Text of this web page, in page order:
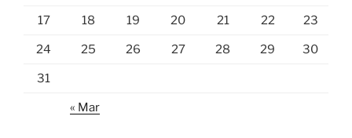
17 18 19 20 21 22 23
24 25 26 27 28 29 30
31
« Mar